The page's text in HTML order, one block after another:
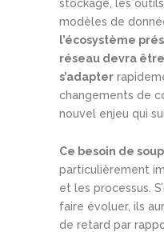
stockage, les
modèles de
l’écosystème
réseau devra
s’adapter
changements de
nouvel enjeu qui
Ce besoin de
particulièrement
et les processus.
faire évoluer, ils
de retard par